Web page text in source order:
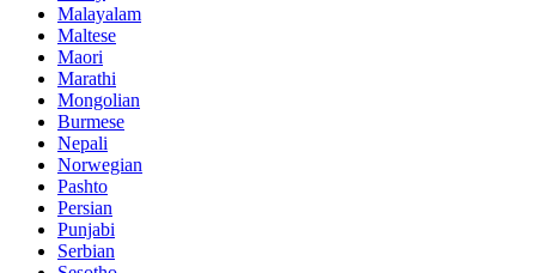
Malayalam
Maltese
Maori
Marathi
Mongolian
Burmese
Nepali
Norwegian
Pashto
Persian
Punjabi
Serbian